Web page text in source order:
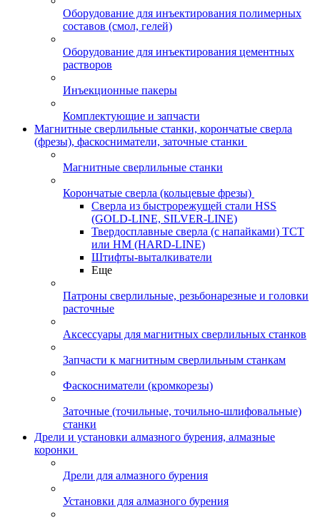
Оборудование для инъектирования полимерных
составов (смол, гелей)
Оборудование для инъектирования цементных
растворов
Инъекционные пакеры
Комплектующие и запчасти
Магнитные сверлильные станки, корончатые сверла
(фрезы), фаскосниматели, заточные станки
Магнитные сверлильные станки
Корончатые сверла (кольцевые фрезы)
Сверла из быстрорежущей стали HSS
(GOLD-LINE, SILVER-LINE)
Твердосплавные сверла (с напайками) ТСТ
или HM (HARD-LINE)
Штифты-выталкиватели
Еще
Патроны сверлильные, резьбонарезные и головки
расточные
Аксессуары для магнитных сверлильных станков
Запчасти к магнитным сверлильным станкам
Фаскосниматели (кромкорезы)
Заточные (точильные, точильно-шлифовальные)
станки
Дрели и установки алмазного бурения, алмазные
коронки
Дрели для алмазного бурения
Установки для алмазного бурения